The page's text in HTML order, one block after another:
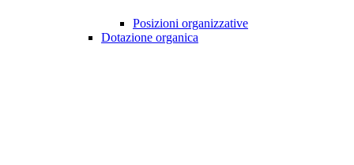
Posizioni organizzative
Dotazione organica